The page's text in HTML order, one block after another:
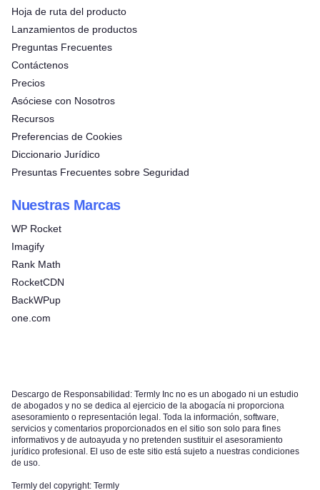
Hoja de ruta del producto
Lanzamientos de productos
Preguntas Frecuentes
Contáctenos
Precios
Asóciese con Nosotros
Recursos
Preferencias de Cookies
Diccionario Jurídico
Presuntas Frecuentes sobre Seguridad
Nuestras Marcas
WP Rocket
Imagify
Rank Math
RocketCDN
BackWPup
one.com
Descargo de Responsabilidad: Termly Inc no es un abogado ni un estudio
de abogados y no se dedica al ejercicio de la abogacía ni proporciona
asesoramiento o representación legal. Toda la información, software,
servicios y comentarios proporcionados en el sitio son solo para fines
informativos y de autoayuda y no pretenden sustituir el asesoramiento
jurídico profesional. El uso de este sitio está sujeto a nuestras condiciones
de uso.
Termly del copyright: Termly